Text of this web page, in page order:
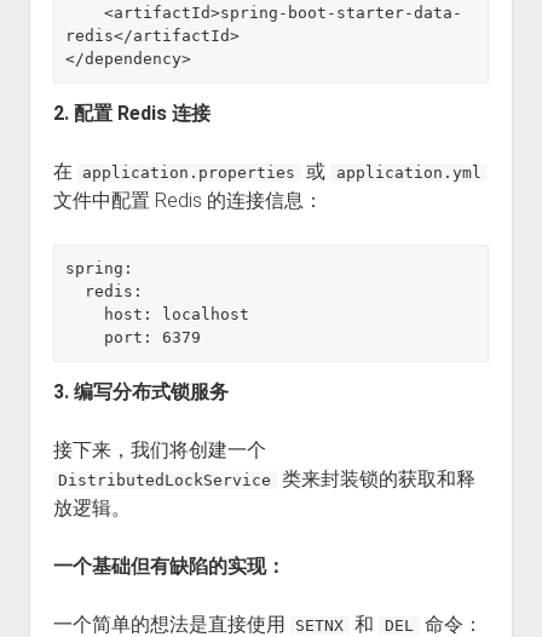
    <artifactId>spring-boot-starter-data-
redis</artifactId>
2. 配置 Redis 连接
在 application.properties 或 application.yml
文件中配置 Redis 的连接信息：
spring:
3. 编写分布式锁服务
接下来，我们将创建一个
DistributedLockService
类来封装锁的获取和释
放逻辑。
一个基础但有缺陷的实现：
一个简单的想法是直接使用 SETNX 和 DEL 命令：